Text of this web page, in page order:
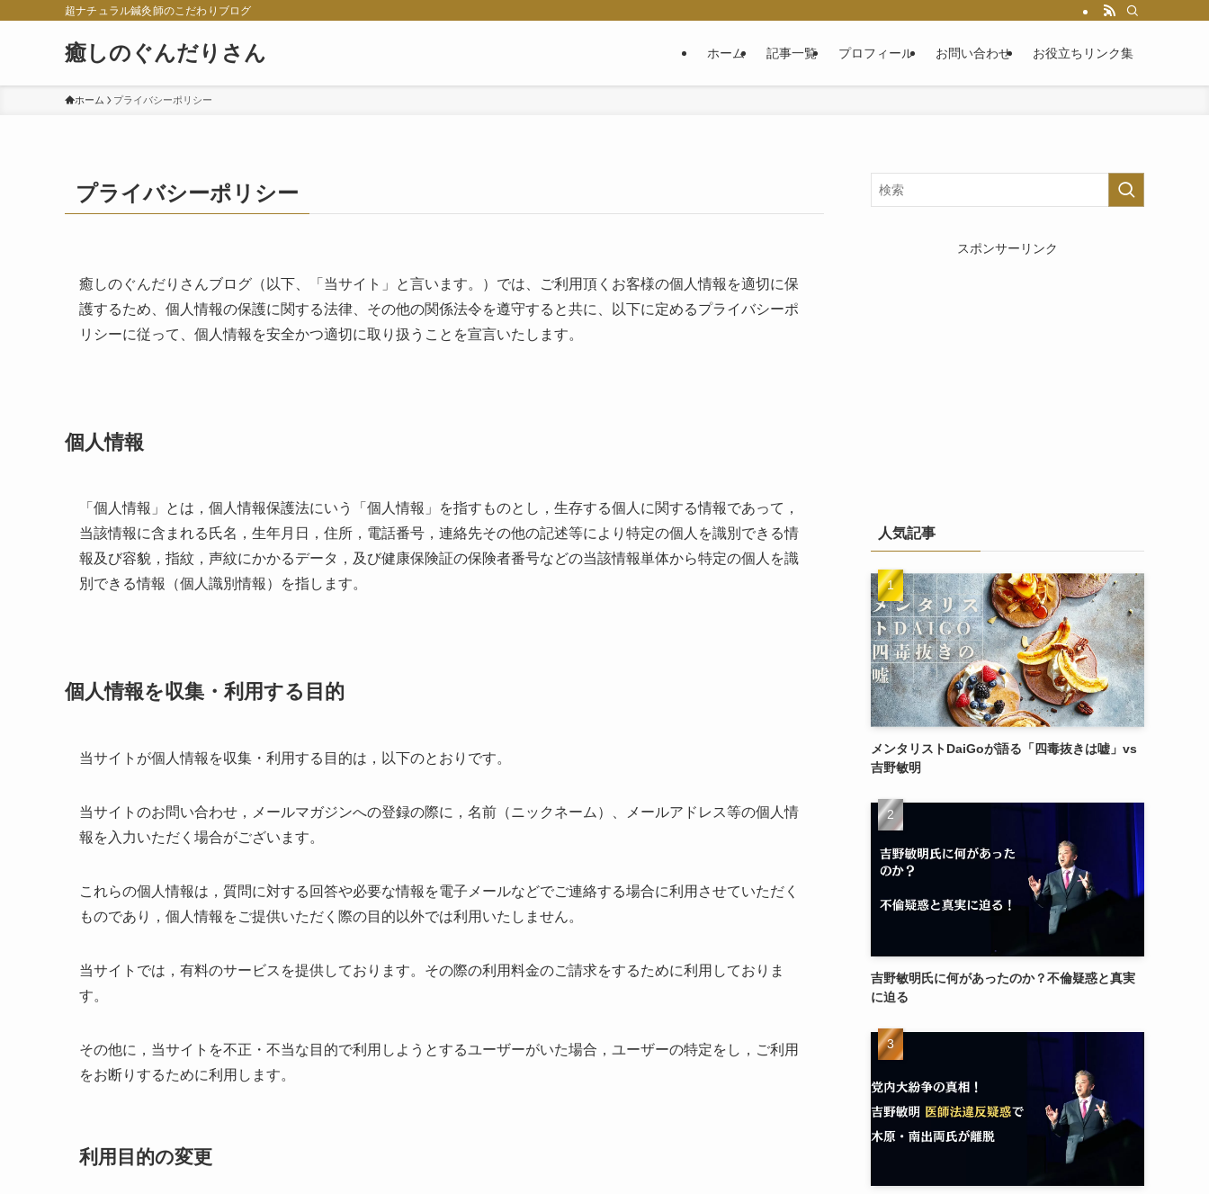
超ナチュラル鍼灸師のこだわりブログ
癒しのぐんだりさん ホーム 記事一覧 プロフィール お問い合わせ お役立ちリンク集
ホーム プライバシーポリシー
プライバシーポリシー
癒しのぐんだりさんブログ（以下、「当サイト」と言います。）では、ご利用頂くお客様の個人情報を適切に保
護するため、個人情報の保護に関する法律、その他の関係法令を遵守すると共に、以下に定めるプライバシーポ
リシーに従って、個人情報を安全かつ適切に取り扱うことを宣言いたします。
個人情報
「個人情報」とは，個人情報保護法にいう「個人情報」を指すものとし，生存する個人に関する情報であって，
当該情報に含まれる氏名，生年月日，住所，電話番号，連絡先その他の記述等により特定の個人を識別できる情
報及び容貌，指紋，声紋にかかるデータ，及び健康保険証の保険者番号などの当該情報単体から特定の個人を識
別できる情報（個人識別情報）を指します。
個人情報を収集・利用する目的
当サイトが個人情報を収集・利用する目的は，以下のとおりです。
当サイトのお問い合わせ，メールマガジンへの登録の際に，名前（ニックネーム）、メールアドレス等の個人情
報を入力いただく場合がございます。
これらの個人情報は，質問に対する回答や必要な情報を電子メールなどでご連絡する場合に利用させていただく
ものであり，個人情報をご提供いただく際の目的以外では利用いたしません。
当サイトでは，有料のサービスを提供しております。その際の利用料金のご請求をするために利用しておりま
す。
その他に，当サイトを不正・不当な目的で利用しようとするユーザーがいた場合，ユーザーの特定をし，ご利用
をお断りするために利用します。
利用目的の変更
スポンサーリンク
人気記事
メンタリストDaiGoが語る「四毒抜きは嘘」vs
吉野敏明
吉野敏明氏に何があったのか？不倫疑惑と真実
に迫る